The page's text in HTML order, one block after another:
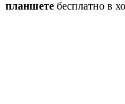
планшете бесплатно в